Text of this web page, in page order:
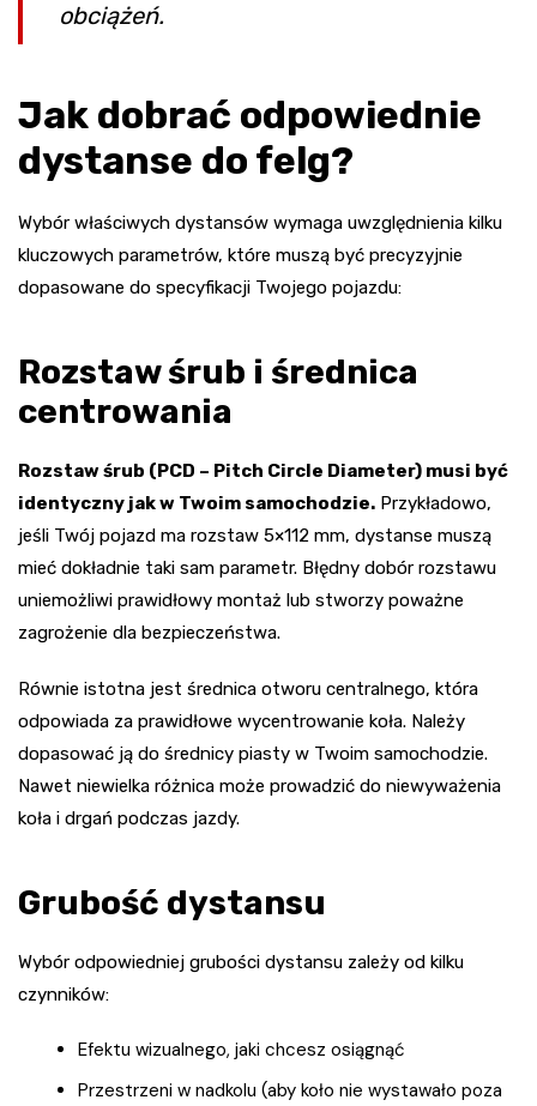
obciążeń.
Jak dobrać odpowiednie
dystanse do felg?
Wybór właściwych dystansów wymaga uwzględnienia kilku
kluczowych parametrów, które muszą być precyzyjnie
dopasowane do specyfikacji Twojego pojazdu:
Rozstaw śrub i średnica
centrowania
Rozstaw śrub (PCD – Pitch Circle Diameter) musi być
identyczny jak w Twoim samochodzie. Przykładowo,
jeśli Twój pojazd ma rozstaw 5×112 mm, dystanse muszą
mieć dokładnie taki sam parametr. Błędny dobór rozstawu
uniemożliwi prawidłowy montaż lub stworzy poważne
zagrożenie dla bezpieczeństwa.
Równie istotna jest średnica otworu centralnego, która
odpowiada za prawidłowe wycentrowanie koła. Należy
dopasować ją do średnicy piasty w Twoim samochodzie.
Nawet niewielka różnica może prowadzić do niewyważenia
koła i drgań podczas jazdy.
Grubość dystansu
Wybór odpowiedniej grubości dystansu zależy od kilku
czynników:
Efektu wizualnego, jaki chcesz osiągnąć
Przestrzeni w nadkolu (aby koło nie wystawało poza